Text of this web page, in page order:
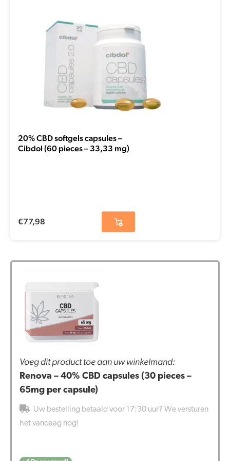
20% CBD softgels capsules –
Cibdol (60 pieces – 33,33 mg)
€77,98
Voeg dit product toe aan uw winkelmand:
Renova – 40% CBD capsules (30 pieces –
65mg per capsule)
Uw bestelling betaald voor 17:30 uur? We versturen
het vandaag nog!